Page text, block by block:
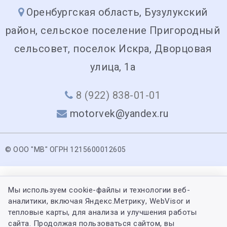
Оренбургская область, Бузулукский
район, сельское поселение Пригородный
сельсовет, поселок Искра, Дворцовая
улица, 1а
8 (922) 838-01-01
motorvek@yandex.ru
© ООО "МВ" ОГРН 1215600012605
Мы используем cookie-файлы и технологии веб-
аналитики, включая Яндекс.Метрику, WebVisor и
тепловые карты, для анализа и улучшения работы
сайта. Продолжая пользоваться сайтом, вы